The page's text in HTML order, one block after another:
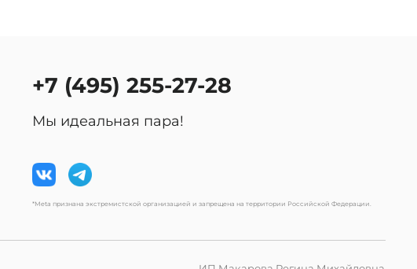
+7 (495) 255-27-28
Мы идеальная пара!
*Meta признана экстремистской организацией и запрещена на территории Российской Федерации.